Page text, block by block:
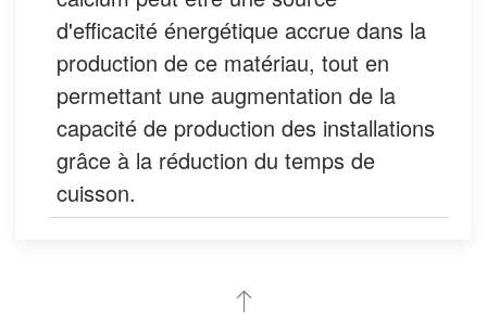
d'efficacité énergétique accrue dans la
production de ce matériau, tout en
permettant une augmentation de la
capacité de production des installations
grâce à la réduction du temps de
cuisson.